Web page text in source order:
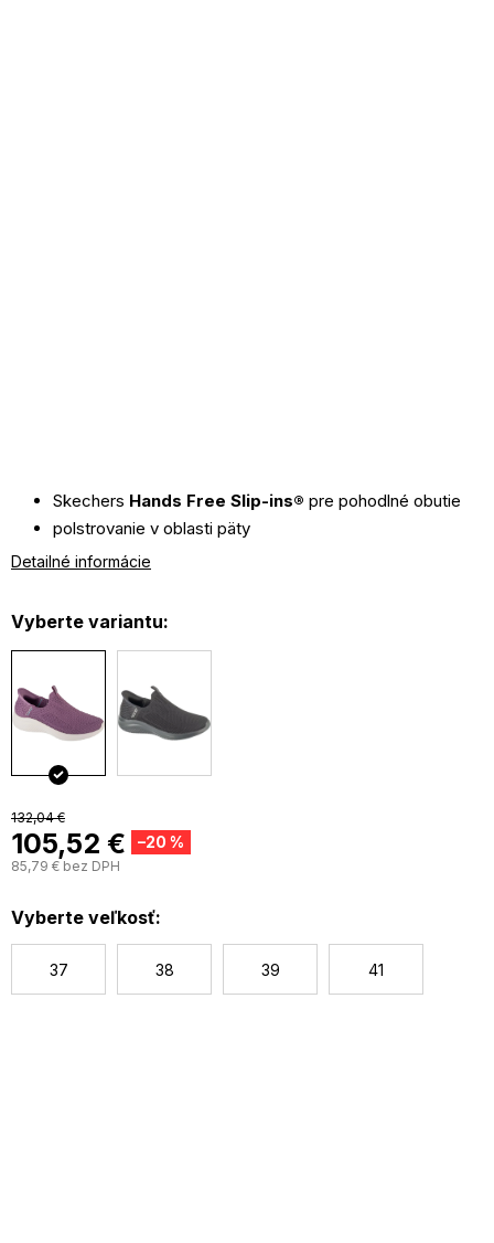
132,04 €
–20 %
105,52 €
85,79 € bez DPH
Vyberte veľkosť:
37 38 39 41
Skechers Hands Free Slip-ins® pre pohodlné obutie
polstrovanie v oblasti päty
pohodlná, polstrovaná a priedušná vložka
vyrobené zo 100% vegánskych materiálov
mimoriadne flexibilná trakčná podrážka
Detailné informácie
Vyberte variantu: